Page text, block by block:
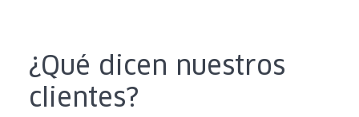
Crema de día
Crema de noche
¿Qué dicen nuestros
clientes?